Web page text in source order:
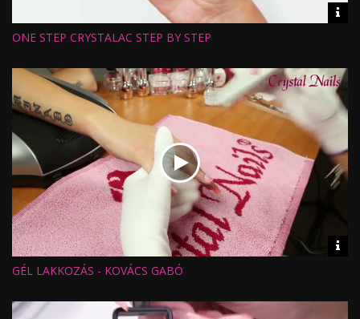
Hossz:
Feltöltve:
ONE STEP CRYSTALAC STEP BY STEP
Hossz:
Feltöltve:
GÉL LAKKOZÁS - KOVÁCS GABÓ